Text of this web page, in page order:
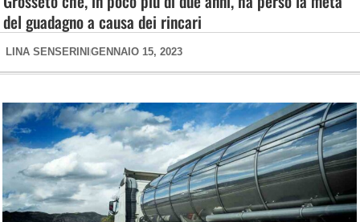
del guadagno a causa dei rincari
LINA SENSERINI GENNAIO 15, 2023